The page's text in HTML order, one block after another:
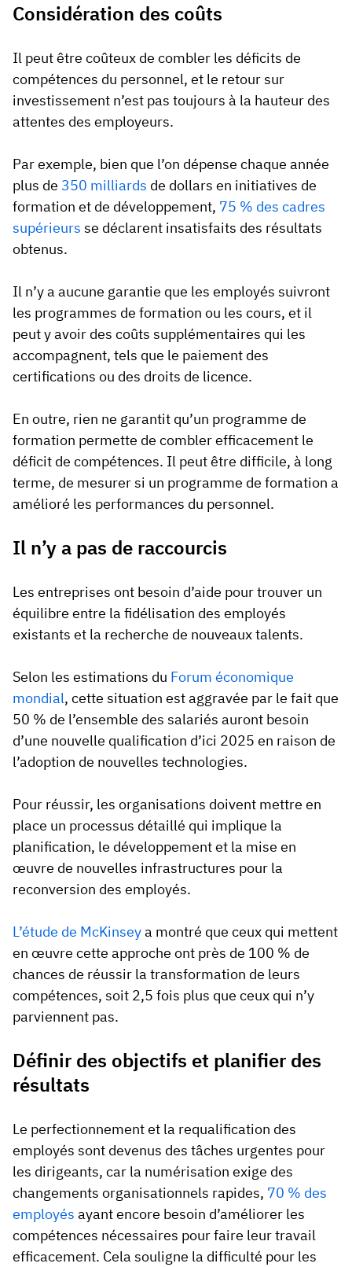
Considération des coûts
Il peut être coûteux de combler les déficits de
compétences du personnel, et le retour sur
investissement n’est pas toujours à la hauteur des
attentes des employeurs.
Par exemple, bien que l’on dépense chaque année
plus de 350 milliards de dollars en initiatives de
formation et de développement, 75 % des cadres
supérieurs se déclarent insatisfaits des résultats
obtenus.
Il n’y a aucune garantie que les employés suivront
les programmes de formation ou les cours, et il
peut y avoir des coûts supplémentaires qui les
accompagnent, tels que le paiement des
certifications ou des droits de licence.
En outre, rien ne garantit qu’un programme de
formation permette de combler efficacement le
déficit de compétences. Il peut être difficile, à long
terme, de mesurer si un programme de formation a
amélioré les performances du personnel.
Il n’y a pas de raccourcis
Les entreprises ont besoin d’aide pour trouver un
équilibre entre la fidélisation des employés
existants et la recherche de nouveaux talents.
Selon les estimations du Forum économique
mondial, cette situation est aggravée par le fait que
50 % de l’ensemble des salariés auront besoin
d’une nouvelle qualification d’ici 2025 en raison de
l’adoption de nouvelles technologies.
Pour réussir, les organisations doivent mettre en
place un processus détaillé qui implique la
planification, le développement et la mise en
œuvre de nouvelles infrastructures pour la
reconversion des employés.
L’étude de McKinseya montré que ceux qui mettent
en œuvre cette approche ont près de 100 % de
chances de réussir la transformation de leurs
compétences, soit 2,5 fois plus que ceux qui n’y
parviennent pas.
Définir des objectifs et planifier des
résultats
Le perfectionnement et la requalification des
employés sont devenus des tâches urgentes pour
les dirigeants, car la numérisation exige des
changements organisationnels rapides, 70 % des
employés ayant encore besoin d’améliorer les
compétences nécessaires pour faire leur travail
efficacement. Cela souligne la difficulté pour les